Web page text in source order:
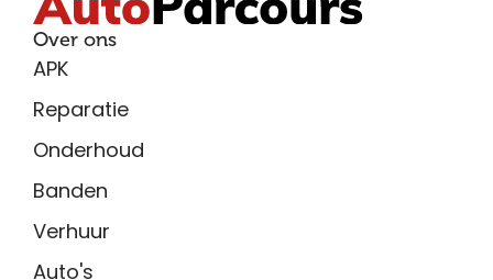
Over ons
APK
Reparatie
Onderhoud
Banden
Verhuur
Auto's